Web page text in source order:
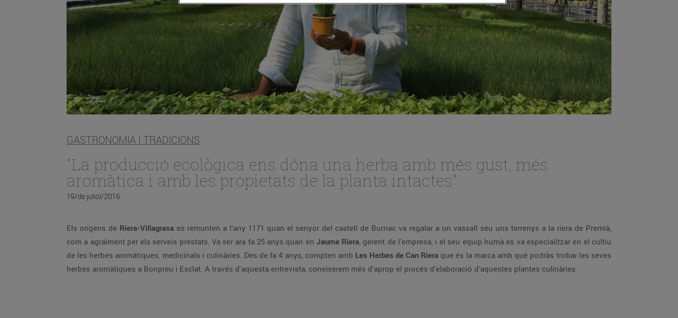
GASTRONOMIA I TRADICIONS
"La producció ecològica ens dóna una herba amb més gust, més
aromàtica i amb les propietats de la planta intactes"
19/de juliol/2016
Els orígens de Riera-Villagrasa es remunten a l’any 1171 quan el senyor del castell de Burriac va regalar a un vassall seu uns terrenys a la riera de Premià,
com a agraïment per els serveis prestats. Va ser ara fa 25 anys quan en Jaume Riera, gerent de l'empresa, i el seu equip humà es va especialitzar en el cultiu
de les herbes aromàtiques, medicinals i culinàries. Des de fa 4 anys, compten amb Les Herbes de Can Riera que és la marca amb què podràs trobar les seves
herbes aromàtiques a Bonpreu i Esclat. A través d'aquesta entrevista, coneixerem més d'aprop el procés d'elaboració d'aquestes plantes culinàries.